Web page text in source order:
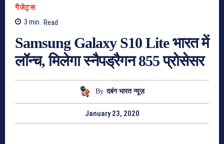
गैजेट्स
3 min. Read
Samsung Galaxy S10 Lite भारत में
लॉन्च, मिलेगा स्नैपड्रैगन 855 प्रोसेसर
By दबंग भारत न्यूज़
January 23, 2020